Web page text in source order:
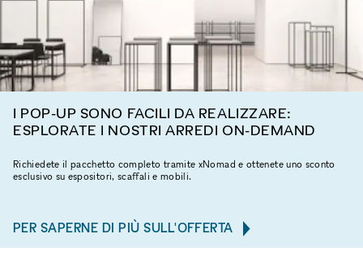
I POP-UP SONO FACILI DA REALIZZARE:
ESPLORATE I NOSTRI ARREDI ON-DEMAND
Richiedete il pacchetto completo tramite xNomad e ottenete uno sconto
esclusivo su espositori, scaffali e mobili.
PER SAPERNE DI PIÙ SULL'OFFERTA